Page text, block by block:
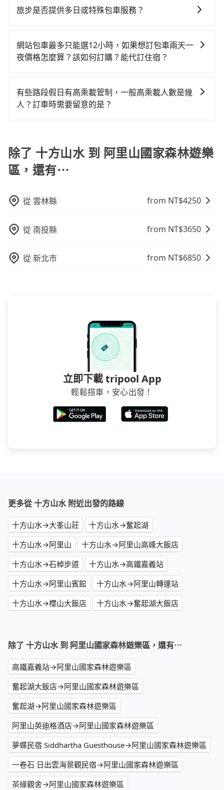
門仍未被修理，每一次租車都好像在開樂透一樣。另
對於急著用車或者要載其他乘客的人來說就有不小的風
險。最後，雖然路邊隨租隨還看似方便，但實際使用時
非常不便。
質穩定的tripool，可能更適合你。
OTA (online travel agent) 來完成，除了可以快速依據
會員或者使用特定的信用卡，還可以累積點數做現金回
饋或未來換取免費的住房。台灣人常用的線上訂房平台
完後預定就完成，事先不用電話確認空房，事後也不用
告知付款完畢，一切都能在網路上操作。但有些較冷門
要再人工電話與飯店確認。預訂民宿方面，如不怕麻
煩，有些時候直接打電話問的價格可能比民宿訂房網來
得便宜，但缺點就是多數要匯款並再人工確認。假如不
或者國際Airbnb都值得推薦。
旅步是否提供多日或特殊包車服務？
專人回覆您。
網站包車最多只能選12小時，如果想訂包車兩天一
夜價格怎麼算？該如何訂購？能代訂住宿？
需要連續兩天的包車服務，可以在官網上分開預定兩天
的行程。另外，目前旅步只提供接送服務，暫不提供代
有些路段假日有高乘載管制，一般高乘載人數是幾
人？訂車時需要留意的是？
四種車輛可以通行：(一) 乘載3人(含駕駛和小孩)以上的
小型車，(二) 大型客車，(三) 計程車，(四) 駕駛或乘客持
有身心障礙證明、記者證或「高速公路高乘載管制」通
段和路段，建議最好配合至少兩名以上乘客。
除了 十方山水 到 阿里山國家森林遊樂
區，還有⋯
從雲林縣 from NT$4250
從 南投縣 from NT$3650
從新北市 from NT$6850
立即下載 tripool App
輕鬆搭車，安心出發！
更多從 十方山水 附近出發的路線
十方山水→大峯山莊
十方山水→奮起湖
十方山水→阿里山
十方山水→阿里山高峰大飯店
十方山水→石棹步道
十方山水→高鐵嘉義站
十方山水→阿里山賓館
十方山水→阿里山轉運站
十方山水→櫻山大飯店
十方山水→奮起湖大飯店
除了 十方山水 到 阿里山國家森林遊樂區，還有⋯
高鐵嘉義站→阿里山國家森林遊樂區
奮起湖大飯店→阿里山國家森林遊樂區
奮起湖→阿里山國家森林遊樂區
阿里山英迪格酒店→阿里山國家森林遊樂區
夢蝶民宿 Siddhartha Guesthouse→阿里山國家森林遊樂區
一卷石 日出雲海景觀民宿→阿里山國家森林遊樂區
茶緣觀舍→阿里山國家森林遊樂區